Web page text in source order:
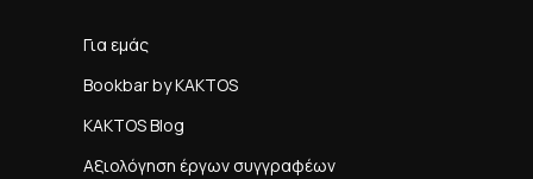
Για εμάς
Bookbar by KAKTOS
KAKTOS Blog
Αξιολόγηση έργων συγγραφέων